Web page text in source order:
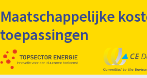
Maatschappelijke
toepassingen